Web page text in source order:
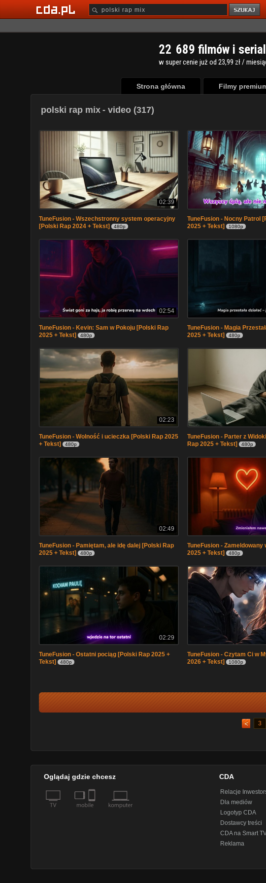
22 689 filmów i
w super cenie już od 23,99 zł /
Strona główna Filmy
polski rap mix - video (317)
02:39
TuneFusion - Wszechstronny system operacyjny
[Polski Rap 2024 + Tekst]
480p
TuneFusion - Nocny Patrol
2025 + Tekst]
1080p
02:54
TuneFusion - Kevin: Sam w Pokoju [Polski Rap
2025 + Tekst]
480p
TuneFusion - Magia
2025 + Tekst]
480p
02:23
TuneFusion - Wolność i ucieczka [Polski Rap 2025
+ Tekst]
480p
TuneFusion - Parter z
Rap 2025 + Tekst]
480p
02:49
TuneFusion - Pamiętam, ale idę dalej [Polski Rap
2025 + Tekst]
480p
TuneFusion -
2025 + Tekst]
480p
02:29
TuneFusion - Ostatni pociąg [Polski Rap 2025 +
Tekst]
480p
TuneFusion - Czytam Ci w
2026 + Tekst]
1080p
3
Oglądaj gdzie chcesz CDA
Relacje
Dla mediów
Logotyp CDA
Dostawcy treści
CDA na Smart
Reklama